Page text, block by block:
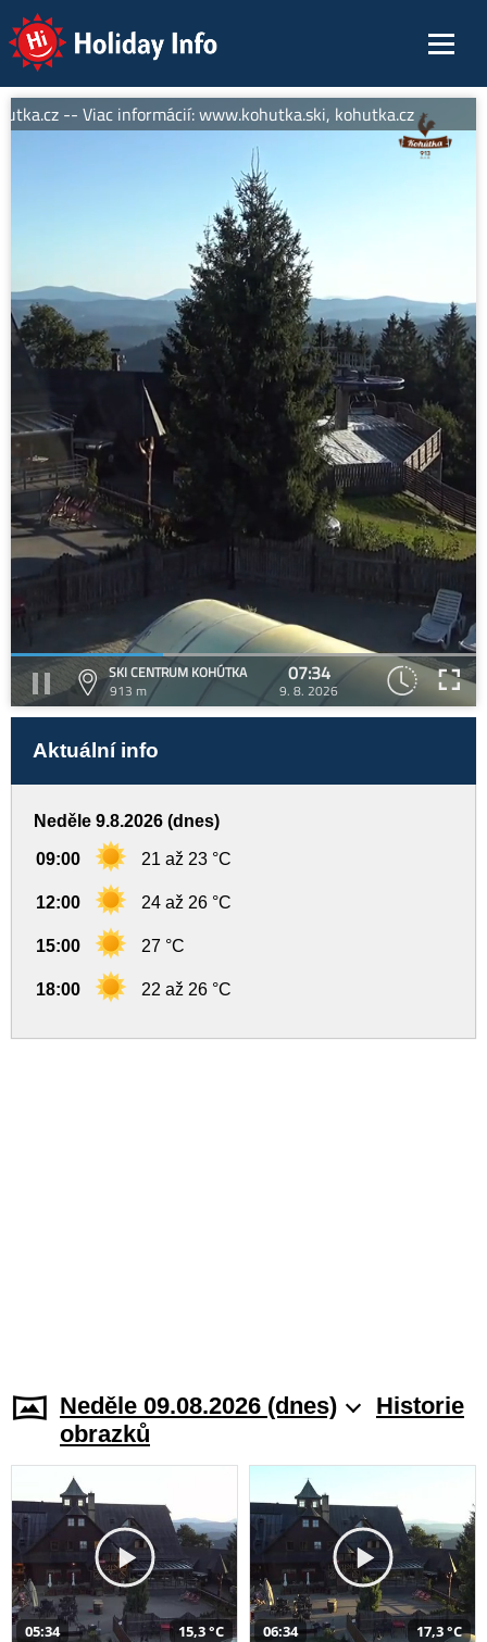
Holiday Info
-- Viac informácií: www.kohutka.ski, kohutka.cz
SKI CENTRUM KOHÚTKA
913 m
07:34
9. 8. 2026
Aktuální info
Neděle 9.8.2026 (dnes)
09:00 21 až 23 °C
12:00 24 až 26 °C
15:00 27 °C
18:00 22 až 26 °C
Neděle 09.08.2026 (dnes)
Historie
obrazků
05:34 15,3 °C 06:34 17,3 °C